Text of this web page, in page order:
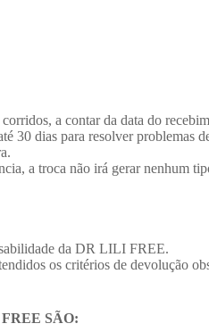
a contar da data do
dias para resolver problemas
a troca não irá gerar nenhum
da DR LILI FREE.
os critérios de devolução
SÃO: